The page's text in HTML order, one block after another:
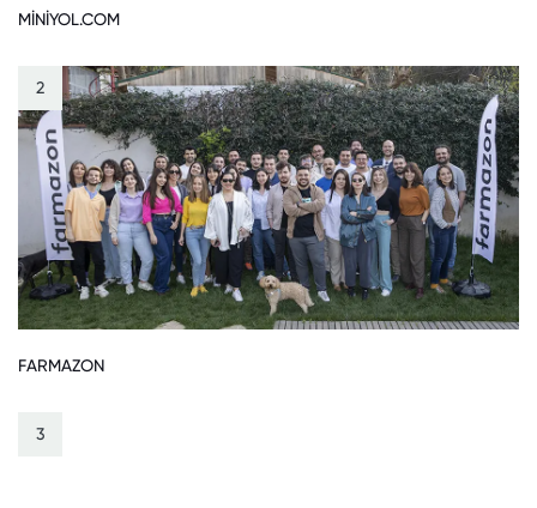
MİNİYOL.COM
2
FARMAZON
3